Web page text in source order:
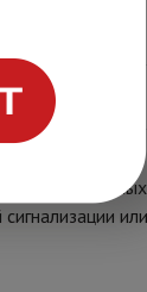
различных
или